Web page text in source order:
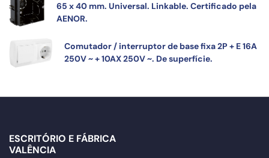
65 x 40 mm. Universal. Linkable. Certificado pela
AENOR.
Comutador / interruptor de base fixa 2P + E 16A
250V ~ + 10AX 250V ~. De superfície.
ESCRITÓRIO E FÁBRICA
VALÊNCIA